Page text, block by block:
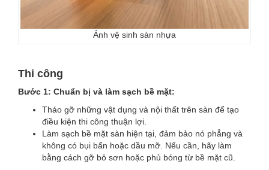
Ảnh vệ sinh sàn nhựa
Thi công
Bước 1: Chuẩn bị và làm sạch bề mặt:
Tháo gỡ những vật dụng và nội thất trên sàn để tạo
điều kiện thi công thuận lợi.
Làm sạch bề mặt sàn hiện tại, đảm bảo nó phẳng và
không có bụi bẩn hoặc dầu mỡ. Nếu cần, hãy làm
bằng cách gỡ bỏ sơn hoặc phủ bóng từ bề mặt cũ.